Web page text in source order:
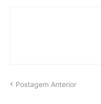
Postagem Anterior